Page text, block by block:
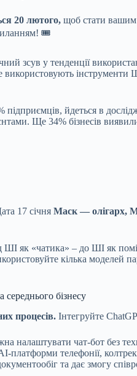
20 лютого, щоб стати вашим
🎟
зсув у тенденції
використовують
йдеться в
Ще 34% бізнесів
17 січня Маск — олігарх,
ШІ як «чатика» – до ШІ як
кілька моделей
бізнесу
процесів. Інтегруйте
налаштувати чат-бот без
платформи телефонії,
та дає змогу